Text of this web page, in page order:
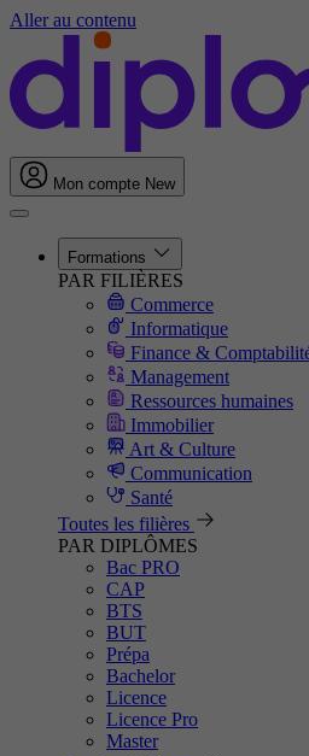
Aller au contenu
Mon compte New
Formations
PAR FILIÈRES
Commerce
Informatique
Finance &
Management
Ressources humaines
Immobilier
Art & Culture
Communication
Santé
Toutes les filières
PAR DIPLÔMES
Bac PRO
CAP
BTS
BUT
Prépa
Bachelor
Licence
Licence Pro
Master